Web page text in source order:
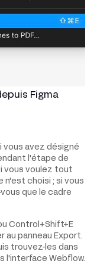
Figma
vous avez désigné
l'étape de
vous voulez tout
n'est choisi ; si vous
que le cadre
Control+Shift+E
au panneau Export.
trouvez-les dans
l'interface Webflow.